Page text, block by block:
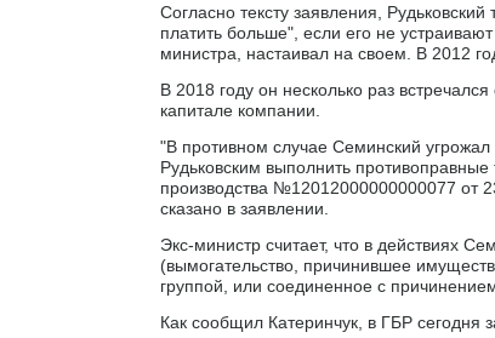
Согласно тексту заявления,
платить больше", если его не
министра, настаивал на своем. В 2012
В 2018 году он несколько раз
капитале компании.
"В противном случае Семинский угрожал
Рудьковским выполнить
производства №12012000000000077 от
сказано в заявлении.
Экс-министр считает, что в действиях
(вымогательство, причинившее
группой, или соединенное с
Как сообщил Катеринчук, в ГБР сегодня